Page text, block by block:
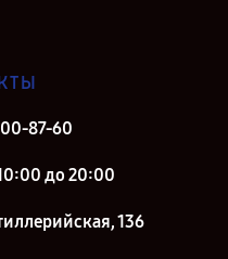
87-60
до 20:00
136